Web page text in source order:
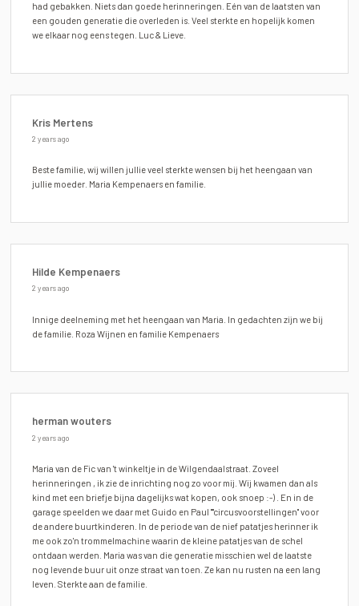
had gebakken. Niets dan goede herinneringen. Eén van de laatsten van
een gouden generatie die overleden is. Veel sterkte en hopelijk komen
we elkaar nog eens tegen. Luc & Lieve.
Kris Mertens
2 years ago
Beste familie, wij willen jullie veel sterkte wensen bij het heengaan van
jullie moeder. Maria Kempenaers en familie.
Hilde Kempenaers
2 years ago
Innige deelneming met het heengaan van Maria. In gedachten zijn we bij
de familie. Roza Wijnen en familie Kempenaers
herman wouters
2 years ago
Maria van de Fic van 't winkeltje in de Wilgendaalstraat. Zoveel
herinneringen , ik zie de inrichting nog zo voor mij. Wij kwamen dan als
kind met een briefje bijna dagelijks wat kopen, ook snoep :-) . En in de
garage speelden we daar met Guido en Paul ""circusvoorstellingen" voor
de andere buurtkinderen. In de periode van de nief patatjes herinner ik
me ook zo'n trommelmachine waarin de kleine patatjes van de schel
ontdaan werden. Maria was van die generatie misschien wel de laatste
nog levende buur uit onze straat van toen. Ze kan nu rusten na een lang
leven. Sterkte aan de familie.